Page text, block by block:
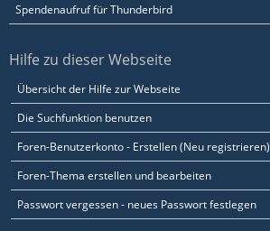
Spendenaufruf für Thunderbird
Hilfe zu dieser Webseite
Übersicht der Hilfe zur Webseite
Die Suchfunktion benutzen
Foren-Benutzerkonto - Erstellen (Neu registrieren)
Foren-Thema erstellen und bearbeiten
Passwort vergessen - neues Passwort festlegen